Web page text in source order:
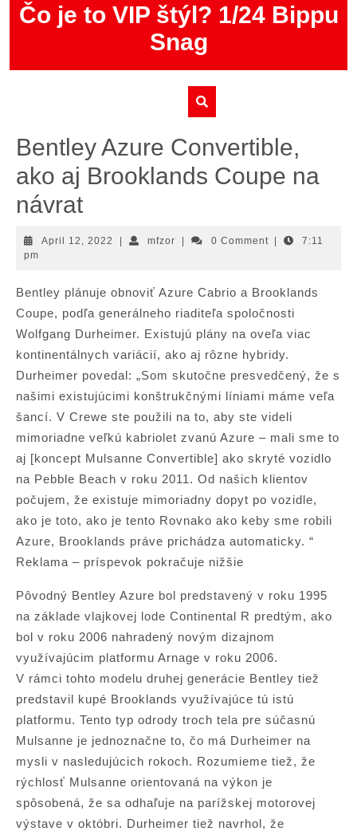
SkipČo je to VIP štýl? 1/24 Bippu
Snag
Bentley Azure Convertible,
ako aj Brooklands Coupe na
návrat
April 12, 2022 April
mfzormfzor 0 Comment
7:11
pm
Bentley plánuje obnoviť Azure Cabrio a Brooklands
Coupe, podľa generálneho riaditeľa spoločnosti
Wolfgang Durheimer. Existujú plány na oveľa viac
kontinentálnych variácií, ako aj rôzne hybridy.
Durheimer povedal: „Som skutočne presvedčený, že s
našimi existujúcimi konštrukčnými líniami máme veľa
šancí. V Crewe ste použili na to, aby ste videli
mimoriadne veľkú kabriolet zvanú Azure – mali sme to
aj [koncept Mulsanne Convertible] ako skryté vozidlo
na Pebble Beach v roku 2011. Od našich klientov
počujem, že existuje mimoriadny dopyt po vozidle,
ako je toto, ako je tento Rovnako ako keby sme robili
Azure, Brooklands práve prichádza automaticky. “
Reklama – príspevok pokračuje nižšie
Pôvodný Bentley Azure bol predstavený v roku 1995
na základe vlajkovej lode Continental R predtým, ako
bol v roku 2006 nahradený novým dizajnom
využívajúcim platformu Arnage v roku 2006.
V rámci tohto modelu druhej generácie Bentley tiež
predstavil kupé Brooklands využívajúce tú istú
platformu. Tento typ odrody troch tela pre súčasnú
Mulsanne je jednoznačne to, čo má Durheimer na
mysli v nasledujúcich rokoch. Rozumieme tiež, že
rýchlosť Mulsanne orientovaná na výkon je
spôsobená, že sa odhaľuje na parížskej motorovej
výstave v októbri. Durheimer tiež navrhol, že